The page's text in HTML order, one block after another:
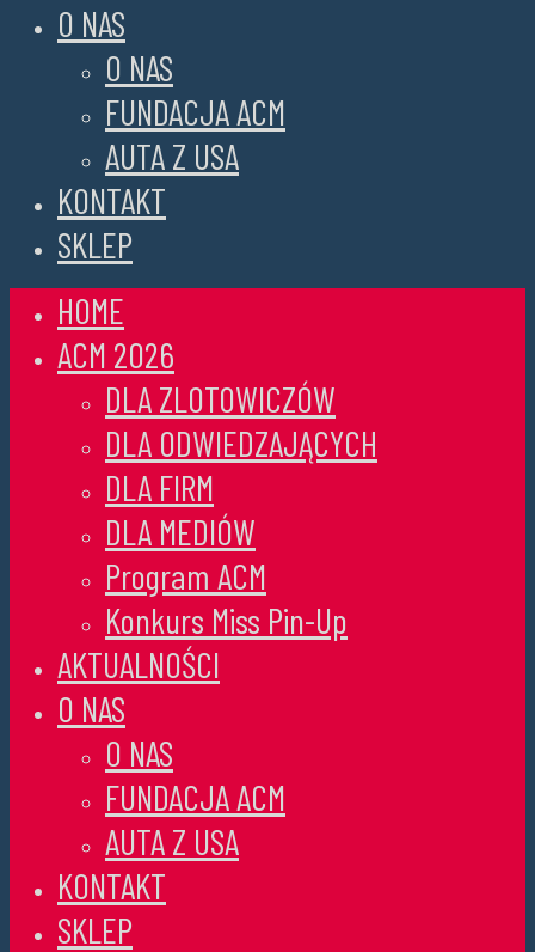
O NAS
O NAS
FUNDACJA ACM
AUTA Z USA
KONTAKT
SKLEP
HOME
ACM 2026
DLA ZLOTOWICZÓW
DLA ODWIEDZAJĄCYCH
DLA FIRM
DLA MEDIÓW
Program ACM
Konkurs Miss Pin-Up
AKTUALNOŚCI
O NAS
O NAS
FUNDACJA ACM
AUTA Z USA
KONTAKT
SKLEP